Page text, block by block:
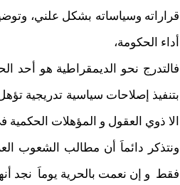
قراراته وسياساته بشكل علني،
أداء الحكومة،
فالتدرج نحو الديمقراطية هو أحد
بتنفيذ إصلاحات سياسية تدريجية
الا ذوي العقول و المؤهلات الحكمية
ونتذكر دائماَ أن مطالب الشعوب
فقط و إن نعمت بالحرية يوماَ نجد